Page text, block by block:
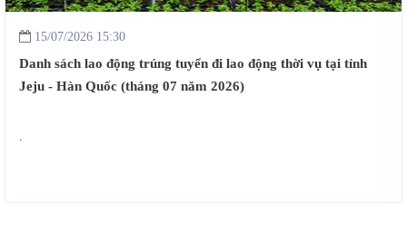
13/07/2026 16:01
Thông báo: Danh sách phỏng vấn tuyển chọn lao động thời vụ
Hàn Quốc tỉnh Jeju ngày 13, ngày 14/07/2026
.